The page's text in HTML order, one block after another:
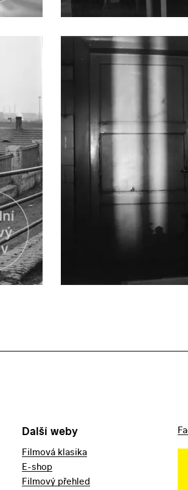
Další weby
Filmová klasika
E-shop
Filmový přehled